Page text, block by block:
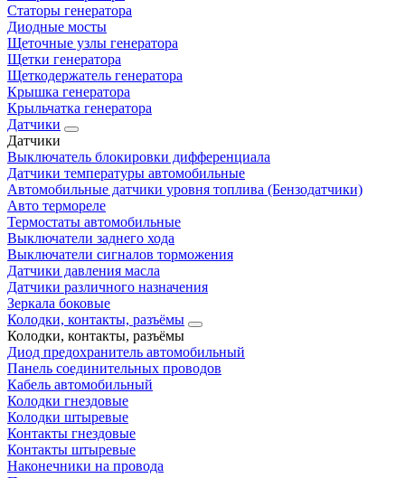
Статоры генератора
Диодные мосты
Щеточные узлы генератора
Щетки генератора
Щеткодержатель генератора
Крышка генератора
Крыльчатка генератора
Датчики
Датчики
Выключатель блокировки дифференциала
Датчики температуры автомобильные
Автомобильные датчики уровня топлива (Бензодатчики)
Авто термореле
Термостаты автомобильные
Выключатели заднего хода
Выключатели сигналов торможения
Датчики давления масла
Датчики различного назначения
Зеркала боковые
Колодки, контакты, разъёмы
Колодки, контакты, разъёмы
Диод предохранитель автомобильный
Панель соединительных проводов
Кабель автомобильный
Колодки гнездовые
Колодки штыревые
Контакты гнездовые
Контакты штыревые
Наконечники на провода